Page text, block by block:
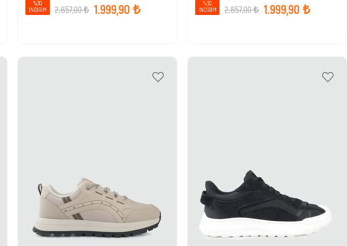
1.999,90 ₺
2.857,00 ₺
%30
İNDIRIM
1.999,90 ₺
2.857,00 ₺
%30
İNDIRIM